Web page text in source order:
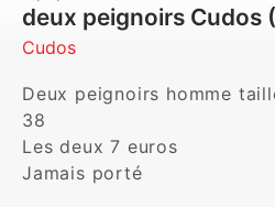
deux peignoirs Cudos
Cudos
Deux peignoirs homme
38
Les deux 7 euros
Jamais porté